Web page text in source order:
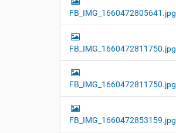
FB_IMG_1660472805641.jpg
FB_IMG_1660472811750.jpg
FB_IMG_1660472811750.jpg
FB_IMG_1660472853159.jpg